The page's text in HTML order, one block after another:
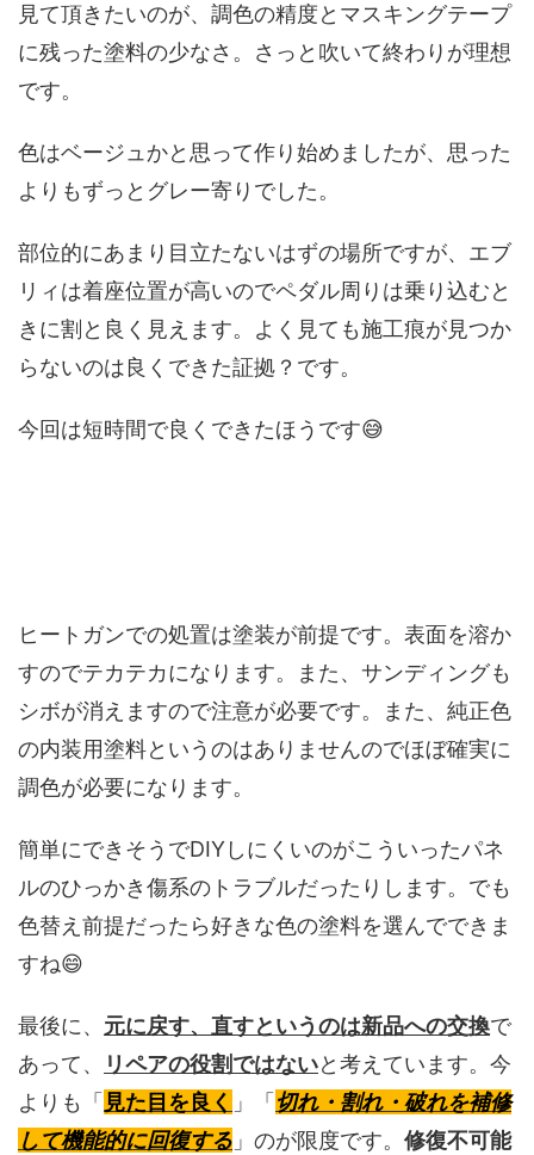
見て頂きたいのが、調色の精度とマスキングテープ
に残った塗料の少なさ。さっと吹いて終わりが理想
です。
色はベージュかと思って作り始めましたが、思った
よりもずっとグレー寄りでした。
部位的にあまり目立たないはずの場所ですが、エブ
リィは着座位置が高いのでペダル周りは乗り込むと
きに割と良く見えます。よく見ても施工痕が見つか
らないのは良くできた証拠？です。
今回は短時間で良くできたほうです😅
ヒートガンでの処置は塗装が前提です。表面を溶か
すのでテカテカになります。また、サンディングも
シボが消えますので注意が必要です。また、純正色
の内装用塗料というのはありませんのでほぼ確実に
調色が必要になります。
簡単にできそうでDIYしにくいのがこういったパネ
ルのひっかき傷系のトラブルだったりします。でも
色替え前提だったら好きな色の塗料を選んでできま
すね😄
最後に、 元に戻す、直すというのは新品への交換で
あって、
リペアの役割ではないと考えています。今
よりも「 見た目を良く 」「 切れ・割れ・破れを補修
して機能的に回復する 」のが限度です。 修復不可能